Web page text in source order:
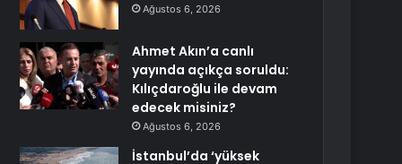
Ağustos 6, 2026
Ahmet Akın’a canlı
yayında açıkça soruldu:
Kılıçdaroğlu ile devam
edecek misiniz?
Ağustos 6, 2026
İstanbul’da ‘yüksek